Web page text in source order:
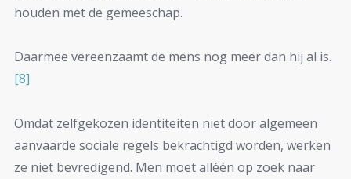
houden met de gemeeschap.
Daarmee vereenzaamt de mens nog meer dan hij al is.
[8]
Omdat zelfgekozen identiteiten niet door algemeen
aanvaarde sociale regels bekrachtigd worden, werken
ze niet bevredigend. Men moet alléén op zoek naar